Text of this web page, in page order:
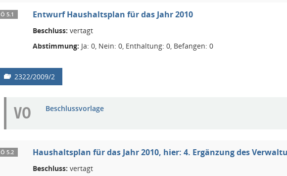
Ö 5.1 Entwurf Haushaltsplan für das Jahr 2010
Beschluss: vertagt
Abstimmung: Ja: 0, Nein: 0, Enthaltung: 0, Befangen: 0
2322/2009/2
VO Beschlussvorlage
Ö 5.2 Haushaltsplan für das Jahr 2010, hier: 4. Ergänzung des
Beschluss: vertagt